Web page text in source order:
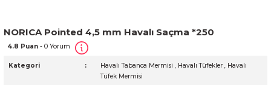
NORICA Pointed 4,5 mm Havalı Saçma *250
4.8 Puan - 0 Yorum
Kategori Havalı Tabanca Mermisi , Havalı Tüfekler , Havalı
Tüfek Mermisi